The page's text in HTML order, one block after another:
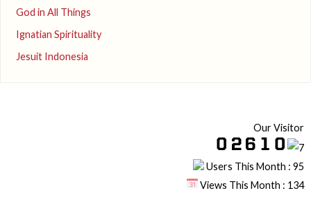
God in All Things
Ignatian Spirituality
Jesuit Indonesia
Our Visitor
Users This Month : 95
Views This Month : 134